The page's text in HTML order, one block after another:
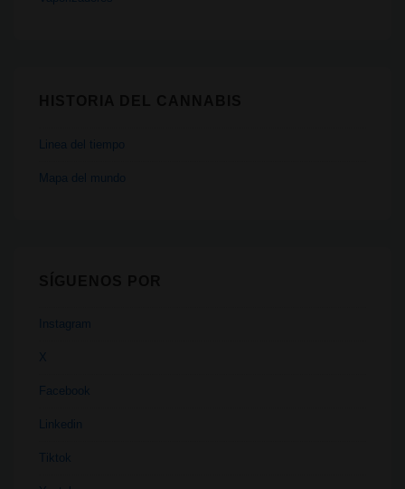
Linea del tiempo
Mapa del mundo
Instagram
X
Facebook
Linkedin
Tiktok